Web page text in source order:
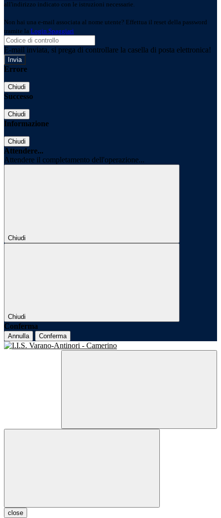
all'indirizzo indicato con le istruzioni necessarie.
Non hai una e-mail associata al nome utente? Effettua il reset della password
tramite la Login Spaggiari
E-mail inviata, si prega di controllare la casella di posta elettronica!
Errore
Chiudi
Successo
Chiudi
Informazione
Chiudi
Attendere...
Attendere il completamento dell'operazione...
Chiudi
Chiudi
Conferma
Annulla Conferma
close